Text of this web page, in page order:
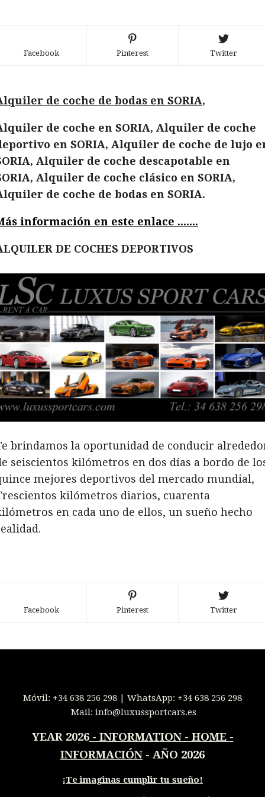
Facebook Pinterest Twitter
de coche de bodas en SORIA,
de coche en SORIA, Alquiler de coche
en SORIA, Alquiler de coche de lujo
Alquiler de coche descapotable en
Alquiler de coche clásico en SORIA,
de coche de bodas en SORIA.
información en este enlace .......
DE COCHES DEPORTIVOS
brindamos la oportunidad de conducir
seiscientos kilómetros en dos días a bordo de
mejores deportivos del mercado mundial,
kilómetros diarios, cuarenta
en cada uno de ellos, un sueño hecho
Facebook Pinterest Twitter
Móvil: +34 638 256 298 | WhatsApp: +34 638 256 298
Mail: info@luxussportcars.es
YEAR 2026- INFORMATION - HOME -
INFORMACIÓN - AÑO 2026
¡Te imaginas cumplir tu sueño!